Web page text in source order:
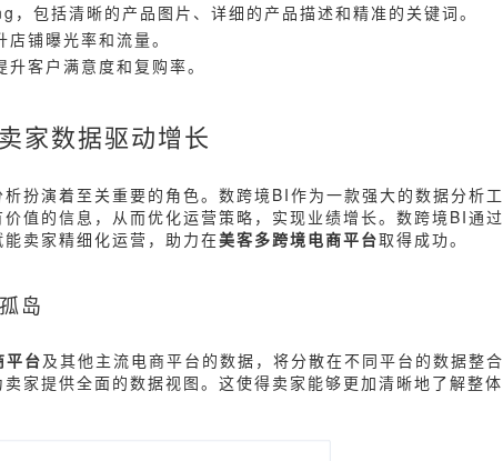
包括清晰的产品图片、详细的产品描述和精准的关键词。
铺曝光率和流量。
客户满意度和复购率。
家数据驱动增长
扮演着至关重要的角色。数跨境BI作为一款强大的数据分析工
值的信息，从而优化运营策略，实现业绩增长。数跨境BI通过
卖家精细化运营，助力在美客多跨境电商平台取得成功。
岛
平台及其他主流电商平台的数据，将分散在不同平台的数据整合
家提供全面的数据视图。这使得卖家能够更加清晰地了解整体